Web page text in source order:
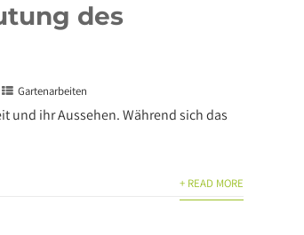
des
Gartenarbeiten
und ihr Aussehen. Während sich das
+ READ MORE